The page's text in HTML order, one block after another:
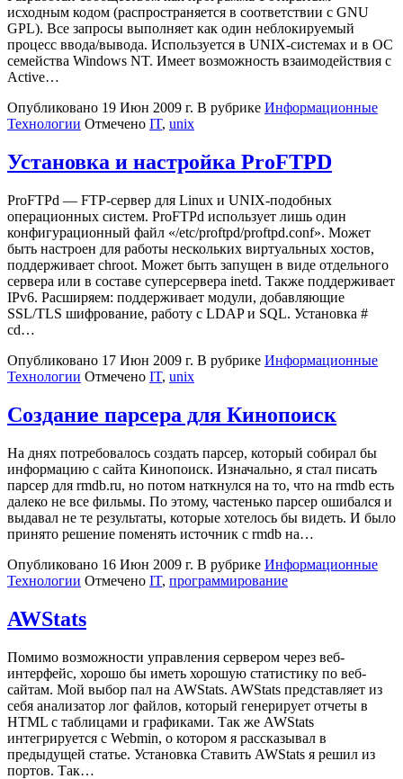
исходным кодом (распространяется в соответствии с GNU
GPL). Все запросы выполняет как один неблокируемый
процесс ввода/вывода. Используется в UNIX-системах и в ОС
семейства Windows NT. Имеет возможность взаимодействия с
Active…
Опубликовано 19 Июн 2009 г. В рубрике Информационные
Технологии Отмечено IT, unix
Установка и настройка ProFTPD
ProFTPd — FTP-сервер для Linux и UNIX-подобных
операционных систем. ProFTPd использует лишь один
конфигурационный файл «/etc/proftpd/proftpd.conf». Может
быть настроен для работы нескольких виртуальных хостов,
поддерживает chroot. Может быть запущен в виде отдельного
сервера или в составе суперсервера inetd. Также поддерживает
IPv6. Расширяем: поддерживает модули, добавляющие
SSL/TLS шифрование, работу с LDAP и SQL. Установка #
cd…
Опубликовано 17 Июн 2009 г. В рубрике Информационные
Технологии Отмечено IT, unix
Создание парсера для Кинопоиск
На днях потребовалось создать парсер, который собирал бы
информацию с сайта Кинопоиск. Изначально, я стал писать
парсер для rmdb.ru, но потом наткнулся на то, что на rmdb есть
далеко не все фильмы. По этому, частенько парсер ошибался и
выдавал не те результаты, которые хотелось бы видеть. И было
принято решение поменять источник с rmdb на…
Опубликовано 16 Июн 2009 г. В рубрике Информационные
Технологии Отмечено IT, программирование
AWStats
Помимо возможности управления сервером через веб-
интерфейс, хорошо бы иметь хорошую статистику по веб-
сайтам. Мой выбор пал на AWStats. AWStats представляет из
себя анализатор лог файлов, который генерирует отчеты в
HTML с таблицами и графиками. Так же AWStats
интегрируется с Webmin, о котором я рассказывал в
предыдущей статье. Установка Ставить AWStats я решил из
портов. Так…